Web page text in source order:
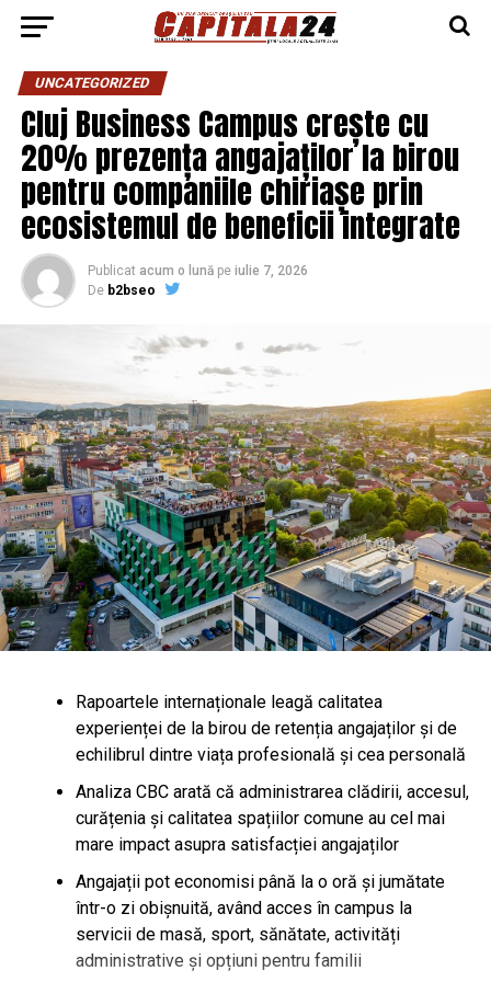
UNCATEGORIZED
Cluj Business Campus crește cu
20% prezența angajaților la birou
pentru companiile chiriașe prin
ecosistemul de beneficii integrate
Publicat acum o lună pe iulie 7, 2026
De b2bseo
Rapoartele internaționale leagă calitatea
experienței de la birou de retenția angajaților și de
echilibrul dintre viața profesională și cea personală
Analiza CBC arată că administrarea clădirii, accesul,
curățenia și calitatea spațiilor comune au cel mai
mare impact asupra satisfacției angajaților
Angajații pot economisi până la o oră și jumătate
într-o zi obișnuită, având acces în campus la
servicii de masă, sport, sănătate, activități
administrative și opțiuni pentru familii